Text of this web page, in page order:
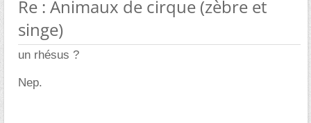
Re : Animaux de cirque (zèbre et
singe)
un rhésus ?
Nep.